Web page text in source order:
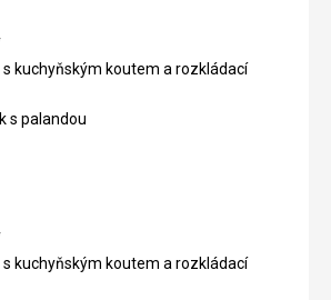
s kuchyňským koutem a rozkládací
s palandou
s kuchyňským koutem a rozkládací